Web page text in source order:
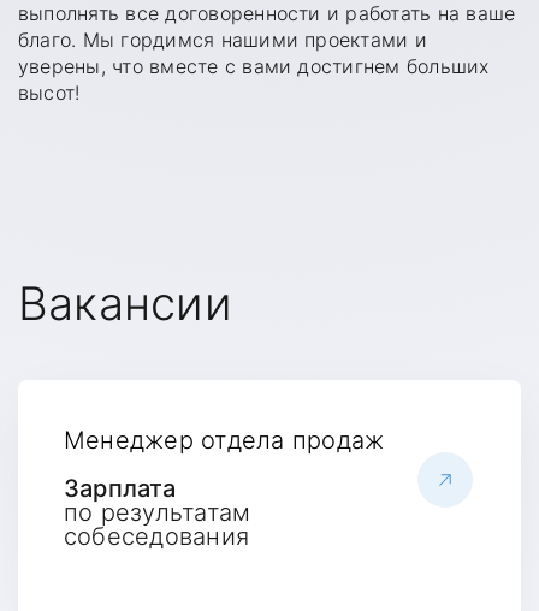
выполнять все договоренности и работать на ваше
благо. Мы гордимся нашими проектами и
уверены, что вместе с вами достигнем больших
высот!
Вакансии
Менеджер отдела продаж
Зарплата
по результатам
собеседования